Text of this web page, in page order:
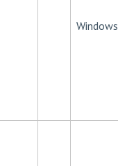
Windows